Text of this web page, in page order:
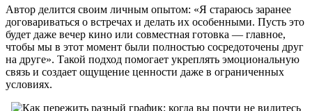
Автор делится своим личным опытом: «Я стараюсь заранее
договариваться о встречах и делать их особенными. Пусть это
будет даже вечер кино или совместная готовка — главное,
чтобы мы в этот момент были полностью сосредоточены друг
на друге». Такой подход помогает укреплять эмоциональную
связь и создает ощущение ценности даже в ограниченных
условиях.